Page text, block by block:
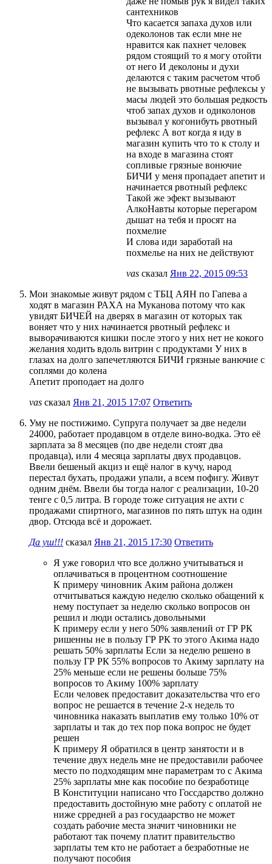
сантехников
Что касается запаха духов или
одеколонов так если мне не
нравится как пахнет человек
рядом стоящий то я могу отойти
от него И деколоны и духи
делаются с таким расчетом чтоб
не вызывать рвотные рефлексы у
масы людей это большая редкость
чтоб запах духов и одиколонов
вызывал у когонибуть рвотный
рефлекс А вот когда я иду в
магазин купить что то к столу и
на входе в магазина стоят
сопливые грязные вонючие
БИЧИ у меня пропадает апетит и
начинается рвотный рефлекс
Такой же эфект вызывают
АлкоНавты которые перегаром
дышат на тебя и просят на
похмелие
И слова иди заработай на
похмелье на них не действуют
vas сказал Янв 22, 2015 09:53
Мои знакомые живут рядом с ТБЦ АЯН по Гапева а
ходят в магазин РАХА на Муканова потому что как
увидят БИЧЕЙ на дверях в магазин от которых так
воняет что у них начинается рвотный рефлекс и
выворачиваются кишки после этого у них нет не кокого
желания ходить вдоль витрин с продуктами У них в
глазах на долго запечетляются БИЧИ грязные ванючие с
соплями до колена
Апетит проподает на долго
vas сказал Янв 21, 2015 17:07 Ответить
Уму не постижимо. Супруга получает за две недели
24000, работает продавцом в отделе вино-водка. Это её
зарплата за 8 месяцев (по две недели стоят два
продавца), или 4 месяца зарплаты двух продавцов.
Ввели бешеный акциз и ещё налог в кучу, народ
перестал бухать, продажи упали, а всем пофигу. Живут
одним днём. Ввели бы тогда налог с реализации, 10-20
тенге с 0,5 литра. В городе тоже ситуация не ахти с
продажами спиртного, магазинов по пять штук на один
двор. Отсюда всё и дорожает.
Да уш!!! сказал Янв 21, 2015 17:30 Ответить
Я уже говорил что все должно учитываться и
оплачиваться в процентном соотношение
К примеру чиновник Аким района должен
отчитываться каждую неделю сколько обащений к
нему поступает за неделю сколько вопросов он
решил и люди остались довольными
К примеру если у него 50% заявлений от ГР РК
ришенны не в пользу ГР РК то этого Акима надо
решать 50% зарплаты Если за неделю решено в
пользу ГР РК 55% вопросов то Акиму зарплату на
25% меньше если не решены больше 75%
вопросов то Акиму 100% зарплату
Если человек предоставит доказательства что его
вопрос не решается в течение 2-х недель то
чиновника наказать выплатив ему только 10% от
зарплаты и так до тех пор пока вопрос не будет
решен
К примеру Я обратился в центр занятости и в
течение двух недель мне не предоставили рабочее
место по подходящим мне параметрам то с Акима
25% зарплаты мне как пособие по безработице
В Конституции написано что Госсдарство должно
предоставить достойную мне работу с оплатой не
ниже срредней а раз госудаарство не может
создать рабочие места значит чиновники не
работают так почему платит правительство
зарплаты тем кто не работает а безработные не
получают пособия